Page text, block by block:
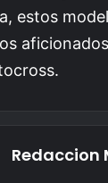
estos
Redaccion